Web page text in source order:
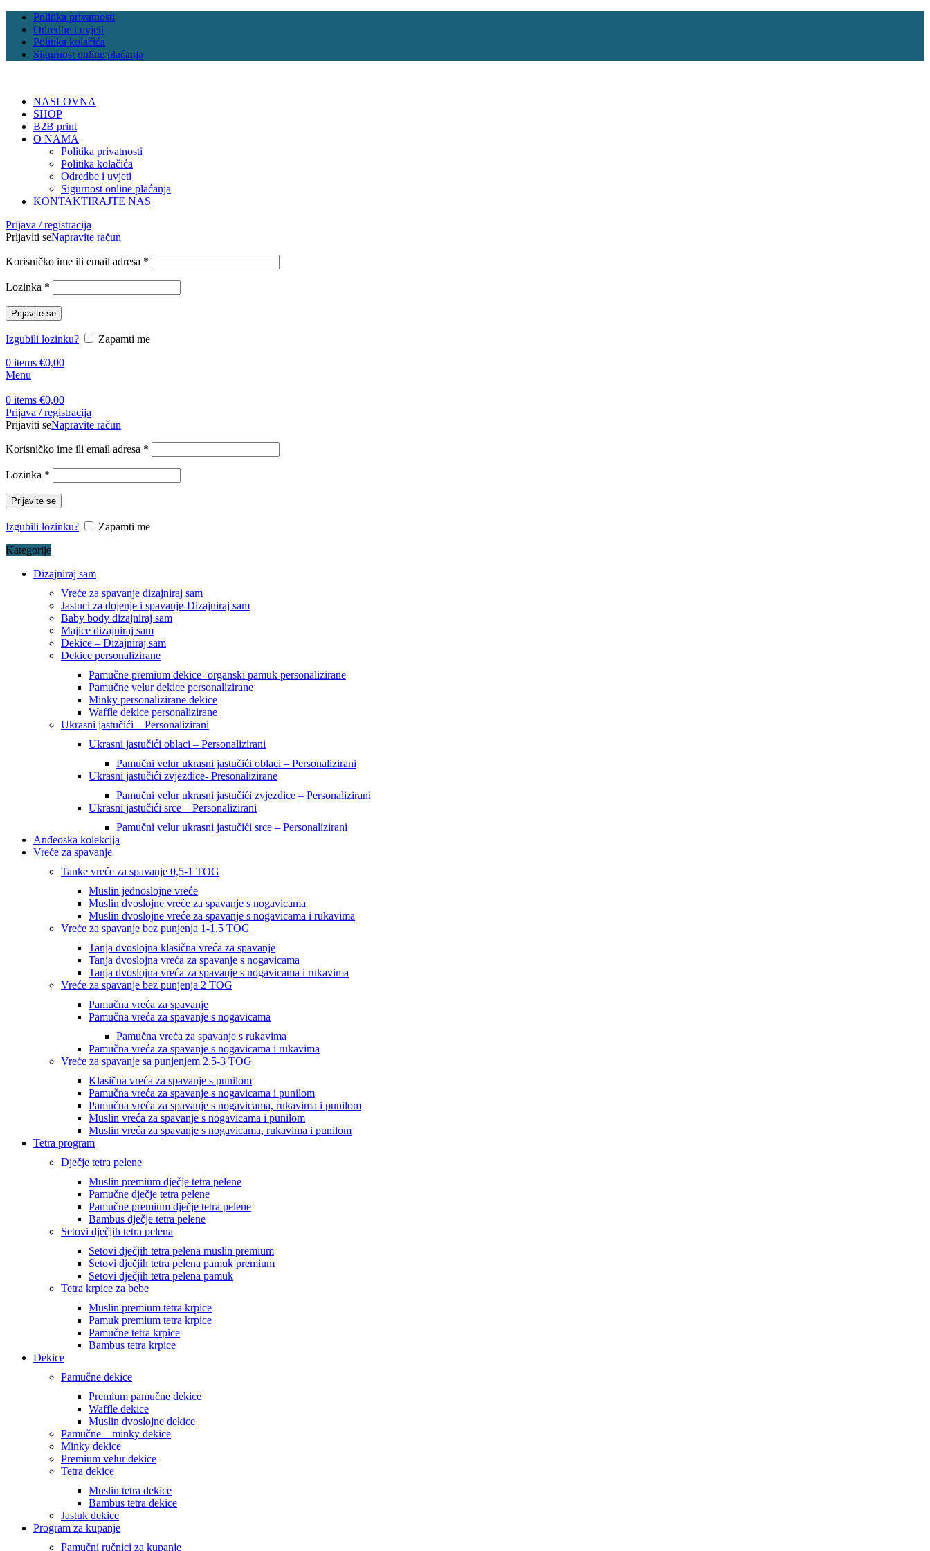
Politika privatnosti
Odredbe i uvjeti
Politika kolačića
Sigurnost online plaćanja
NASLOVNA
SHOP
B2B print
O NAMA
Politika privatnosti
Politika kolačića
Odredbe i uvjeti
Sigurnost online plaćanja
KONTAKTIRAJTE NAS
Prijava / registracija
Prijaviti seNapravite račun
Korisničko ime ili email adresa *
Lozinka *
Prijavite se
Izgubili lozinku?
Zapamti me
0 items €0,00
Menu
0 items €0,00
Prijava / registracija
Prijaviti seNapravite račun
Korisničko ime ili email adresa *
Lozinka *
Prijavite se
Izgubili lozinku?
Zapamti me
Kategorije
Dizajniraj sam
Vreće za spavanje dizajniraj sam
Jastuci za dojenje i spavanje-Dizajniraj sam
Baby body dizajniraj sam
Majice dizajniraj sam
Dekice – Dizajniraj sam
Dekice personalizirane
Pamučne premium dekice- organski pamuk personalizirane
Pamučne velur dekice personalizirane
Minky personalizirane dekice
Waffle dekice personalizirane
Ukrasni jastučići – Personalizirani
Ukrasni jastučići oblaci – Personalizirani
Pamučni velur ukrasni jastučići oblaci – Personalizirani
Ukrasni jastučići zvjezdice- Presonalizirane
Pamučni velur ukrasni jastučići zvjezdice – Personalizirani
Ukrasni jastučići srce – Personalizirani
Pamučni velur ukrasni jastučići srce – Personalizirani
Anđeoska kolekcija
Vreće za spavanje
Tanke vreće za spavanje 0,5-1 TOG
Muslin jednoslojne vreće
Muslin dvoslojne vreće za spavanje s nogavicama
Muslin dvoslojne vreće za spavanje s nogavicama i rukavima
Vreće za spavanje bez punjenja 1-1,5 TOG
Tanja dvoslojna klasična vreća za spavanje
Tanja dvoslojna vreća za spavanje s nogavicama
Tanja dvoslojna vreća za spavanje s nogavicama i rukavima
Vreće za spavanje bez punjenja 2 TOG
Pamučna vreća za spavanje
Pamučna vreća za spavanje s nogavicama
Pamučna vreća za spavanje s rukavima
Pamučna vreća za spavanje s nogavicama i rukavima
Vreće za spavanje sa punjenjem 2,5-3 TOG
Klasična vreća za spavanje s punilom
Pamučna vreća za spavanje s nogavicama i punilom
Pamučna vreća za spavanje s nogavicama, rukavima i punilom
Muslin vreća za spavanje s nogavicama i punilom
Muslin vreća za spavanje s nogavicama, rukavima i punilom
Tetra program
Dječje tetra pelene
Muslin premium dječje tetra pelene
Pamučne dječje tetra pelene
Pamučne premium dječje tetra pelene
Bambus dječje tetra pelene
Setovi dječjih tetra pelena
Setovi dječjih tetra pelena muslin premium
Setovi dječjih tetra pelena pamuk premium
Setovi dječjih tetra pelena pamuk
Tetra krpice za bebe
Muslin premium tetra krpice
Pamuk premium tetra krpice
Pamučne tetra krpice
Bambus tetra krpice
Dekice
Pamučne dekice
Premium pamučne dekice
Waffle dekice
Muslin dvoslojne dekice
Pamučne – minky dekice
Minky dekice
Premium velur dekice
Tetra dekice
Muslin tetra dekice
Bambus tetra dekice
Jastuk dekice
Program za kupanje
Pamučni ručnici za kupanje